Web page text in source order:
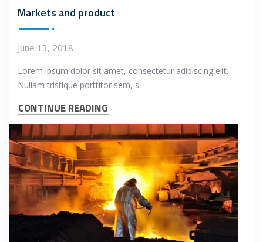
Markets and product
June 13, 2018
Lorem ipsum dolor sit amet, consectetur adipiscing elit.
Nullam tristique porttitor sem, s
CONTINUE READING